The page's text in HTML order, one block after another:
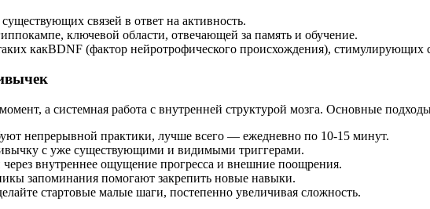
связей в ответ на активность.
ключевой области, отвечающей за память и обучение.
какBDNF (фактор нейротрофического происхождения), стимулирующих
а системная работа с внутренней структурой мозга. Основные
непрерывной практики, лучше всего — ежедневно по 10-15 минут.
с уже существующими и видимыми триггерами.
через внутреннее ощущение прогресса и внешние поощрения.
запоминания помогают закрепить новые навыки.
стартовые малые шаги, постепенно увеличивая сложность.